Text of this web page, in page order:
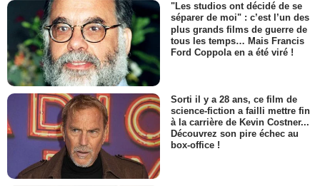
"Les studios ont décidé de se
séparer de moi" : c’est l’un des
plus grands films de guerre de
tous les temps… Mais Francis
Ford Coppola en a été viré !
Sorti il y a 28 ans, ce film de
science-fiction a failli mettre fin
à la carrière de Kevin Costner...
Découvrez son pire échec au
box-office !